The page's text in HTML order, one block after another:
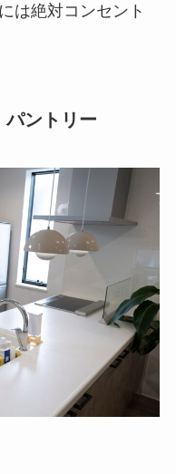
は絶対コンセント
パントリー